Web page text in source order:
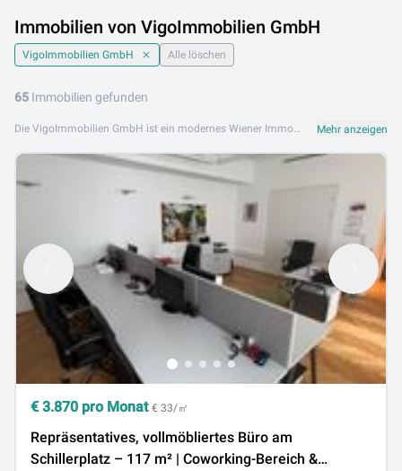
Immobilien von VigoImmobilien GmbH
VigoImmobilien GmbH Alle löschen
65 Immobilien gefunden
Die VigoImmobilien GmbH ist ein modernes Wiener Immobilienunternehmen mit internationalem Anspruch und lokaler Expertise. Mit einem mehrsprachigen Team und professionellem Service begleitet VigoImmobilien GmbH Kunden bei Kauf, Verkauf und Vermietung von Wohn- und Anlageimmobilien in Wien. Das Portfolio umfasst Eigentumswohnungen, Mietobjekte, Anlageimmobilien und Neubauprojekte in Wien. VigoImmobilien GmbH steht für innovative Vermarktung, persönliche Beratung und eine professionelle Abwicklung aller Immobilientransaktionen. VigoImmobilien GmbH ist an folgendem Standort aktiv: 1010 Wien. Browsen Sie jetzt die Immobilienangebote von VigoImmobilien GmbH auf Lib.at und finden Sie Ihr Objekt im Herzen Wiens. Mehr anzeigen
€ 3.870 pro Monat € 33/㎡
Repräsentatives, vollmöbliertes Büro am
Schillerplatz – 117 m² | Coworking-Bereich &